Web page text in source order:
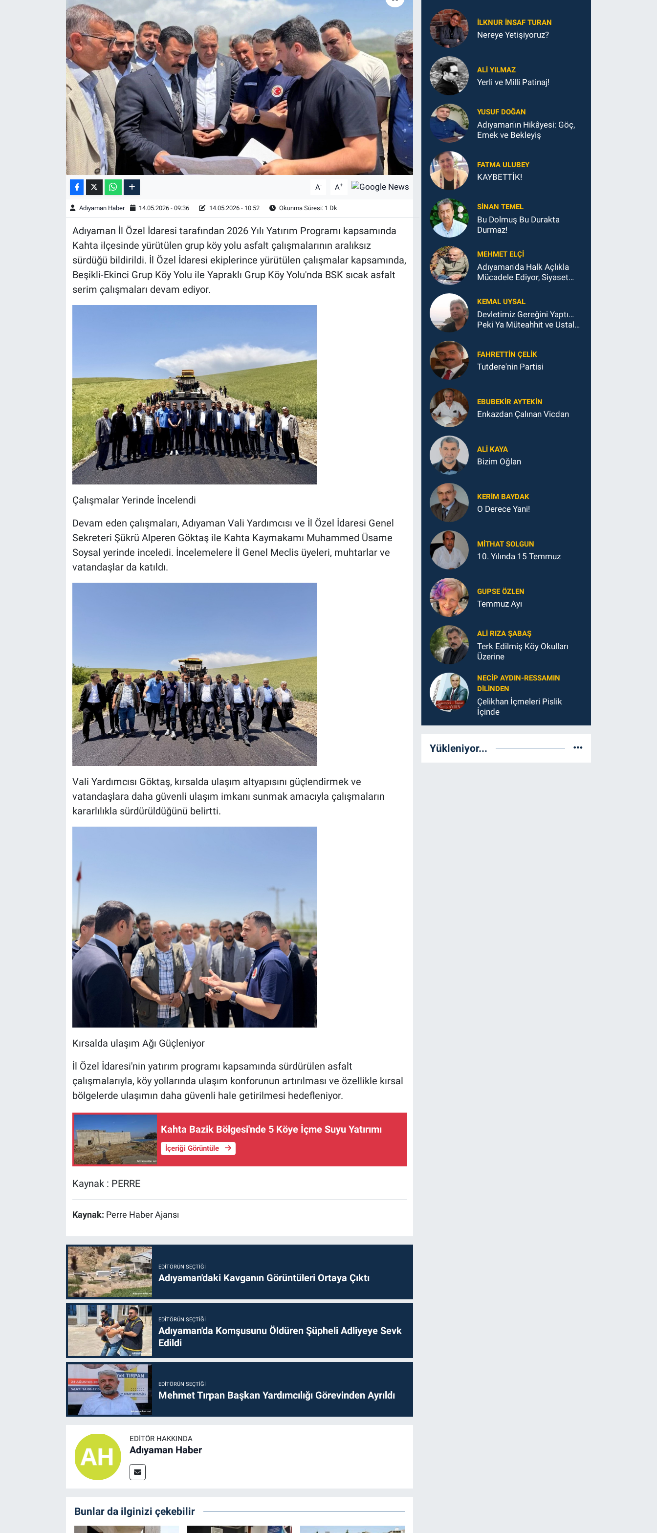
A- A+
Adıyaman Haber 14.05.2026 - 09:36 14.05.2026 - 10:52 Okunma Süresi: 1 Dk
Adıyaman İl Özel İdaresi tarafından 2026 Yılı Yatırım Programı kapsamında
Kahta ilçesinde yürütülen grup köy yolu asfalt çalışmalarının aralıksız
sürdüğü bildirildi. İl Özel İdaresi ekiplerince yürütülen çalışmalar kapsamında,
Beşikli-Ekinci Grup Köy Yolu ile Yapraklı Grup Köy Yolu'nda BSK sıcak asfalt
serim çalışmaları devam ediyor.
Çalışmalar Yerinde İncelendi
Devam eden çalışmaları, Adıyaman Vali Yardımcısı ve İl Özel İdaresi Genel
Sekreteri Şükrü Alperen Göktaş ile Kahta Kaymakamı Muhammed Üsame
Soysal yerinde inceledi. İncelemelere İl Genel Meclis üyeleri, muhtarlar ve
vatandaşlar da katıldı.
Vali Yardımcısı Göktaş, kırsalda ulaşım altyapısını güçlendirmek ve
vatandaşlara daha güvenli ulaşım imkanı sunmak amacıyla çalışmaların
kararlılıkla sürdürüldüğünü belirtti.
Kırsalda ulaşım Ağı Güçleniyor
İl Özel İdaresi'nin yatırım programı kapsamında sürdürülen asfalt
çalışmalarıyla, köy yollarında ulaşım konforunun artırılması ve özellikle kırsal
bölgelerde ulaşımın daha güvenli hale getirilmesi hedefleniyor.
Kahta Bazik Bölgesi'nde 5 Köye İçme Suyu Yatırımı
İçeriği Görüntüle
Kaynak : PERRE
Kaynak: Perre Haber Ajansı
EDITÖRÜN SEÇTIĞI
Adıyaman'daki Kavganın Görüntüleri Ortaya Çıktı
EDITÖRÜN SEÇTIĞI
Adıyaman'da Komşusunu Öldüren Şüpheli Adliyeye Sevk
Edildi
EDITÖRÜN SEÇTIĞI
Mehmet Tırpan Başkan Yardımcılığı Görevinden Ayrıldı
EDITÖR HAKKINDA
Adıyaman Haber
Bunlar da ilginizi çekebilir
İLKNUR İNSAF TURAN
Nereye Yetişiyoruz?
ALI YILMAZ
Yerli ve Milli Patinaj!
YUSUF DOĞAN
Adıyaman'ın Hikâyesi: Göç,
Emek ve Bekleyiş
FATMA ULUBEY
KAYBETTİK!
SINAN TEMEL
Bu Dolmuş Bu Durakta
Durmaz!
MEHMET ELÇI
Adıyaman'da Halk Açlıkla
Mücadele Ediyor, Siyaset
KEMAL UYSAL
Devletimiz Gereğini Yaptı…
Peki Ya Müteahhit ve Ustalar
FAHRETTIN ÇELİK
Tutdere'nin Partisi
EBUBEKIR AYTEKIN
Enkazdan Çalınan Vicdan
ALI KAYA
Bizim Oğlan
KERIM BAYDAK
O Derece Yani!
MITHAT SOLGUN
10. Yılında 15 Temmuz
GUPSE ÖZLEN
Temmuz Ayı
ALI RIZA ŞABAŞ
Terk Edilmiş Köy Okulları
Üzerine
NECIP AYDIN-RESSAMIN
DILINDEN
Çelikhan İçmeleri Pislik
İçinde
Yükleniyor...
Özel Haber
Kültür Sanat
BİLİM VE TEKNOLOJİ
Şambayat Haber